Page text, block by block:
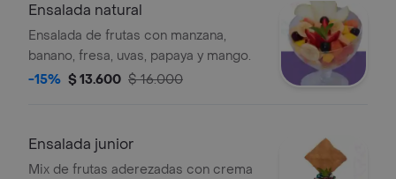
Ensalada natural
Ensalada de frutas con manzana,
banano, fresa, uvas, papaya y mango.
-15% $ 13.600 $ 16.000
Ensalada junior
Mix de frutas aderezadas con crema